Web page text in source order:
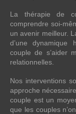
La thérapie de
comprendre soi-
un avenir meilleur.
d’une dynamique
couple de s’aider
relationnelles.
Nos interventions
approche
couple est un
que les couples